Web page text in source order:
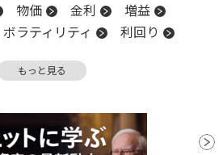
物価 金利
増益
ボラティリティ
利回り
プション
ック100 VIX指数
もっと見る